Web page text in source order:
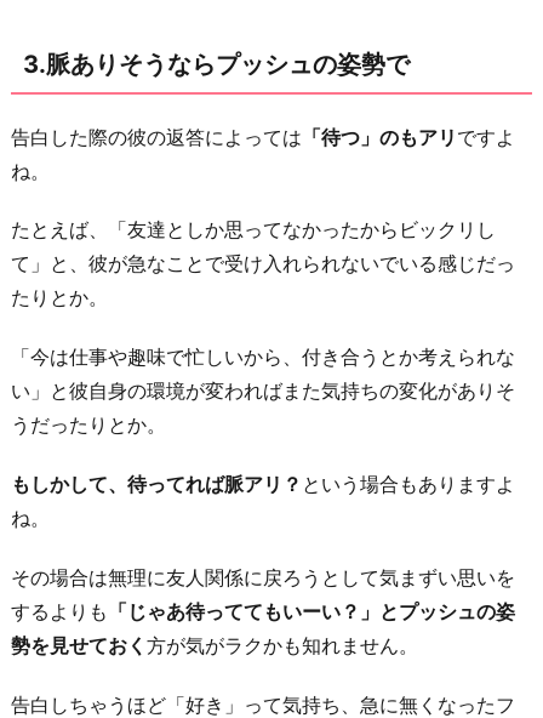
わ
り
に
3.脈ありそうならプッシュの姿勢で
告白した際の彼の返答によっては 「待つ」のもアリ ですよ
ね。
たとえば、「友達としか思ってなかったからビックリし
て」と、彼が急なことで受け入れられないでいる感じだっ
たりとか。
「今は仕事や趣味で忙しいから、付き合うとか考えられな
い」と彼自身の環境が変わればまた気持ちの変化がありそ
うだったりとか。
もしかして、待ってれば脈アリ？ という場合もありますよ
ね。
その場合は無理に友人関係に戻ろうとして気まずい思いを
するよりも 「じゃあ待っててもいーい？」とプッシュの姿
勢を見せておく 方が気がラクかも知れません。
告白しちゃうほど「好き」って気持ち、急に無くなったフ